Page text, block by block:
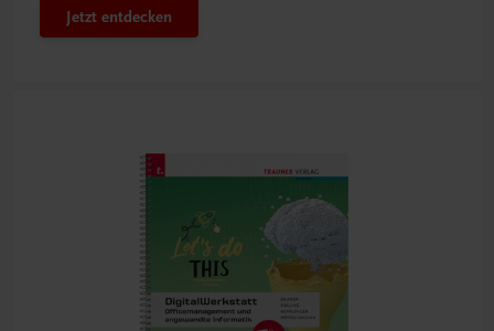
Jetzt entdecken